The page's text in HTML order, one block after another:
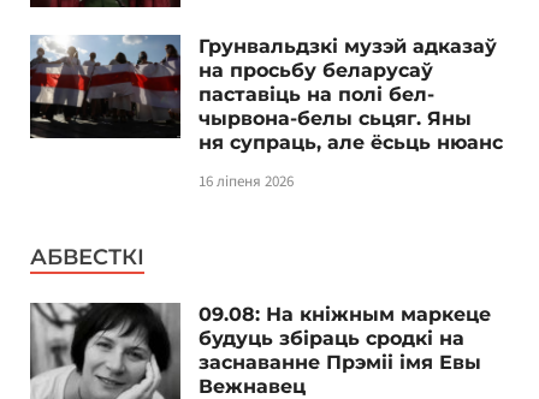
Грунвальдзкі музэй адказаў
на просьбу беларусаў
паставіць на полі бел-
чырвона-белы сьцяг. Яны
ня супраць, але ёсьць нюанс
16 ліпеня 2026
АБВЕСТКІ
09.08: На кніжным маркеце
будуць збіраць сродкі на
заснаванне Прэміі імя Евы
Вежнавец